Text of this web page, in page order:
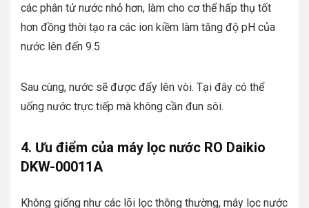
các phân tử nước nhỏ hơn, làm cho cơ thể hấp thụ tốt
hơn đồng thời tạo ra các ion kiềm làm tăng độ pH của
nước lên đến 9.5
Sau cùng, nước sẽ được đẩy lên vòi. Tại đây có thể
uống nước trực tiếp mà không cần đun sôi.
4. Ưu điểm của máy lọc nước RO Daikio
DKW-00011A
Không giống như các lõi lọc thông thường, máy lọc nước